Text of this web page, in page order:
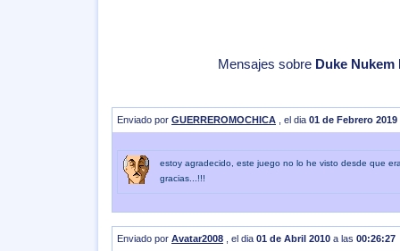
Mensajes sobre Duke Nukem
Enviado por GUERREROMOCHICA , el dia 01 de Febrero 2019
estoy agradecido, este juego no lo he visto desde que
gracias...!!!
Enviado por Avatar2008 , el dia 01 de Abril 2010 a las 00:26:27